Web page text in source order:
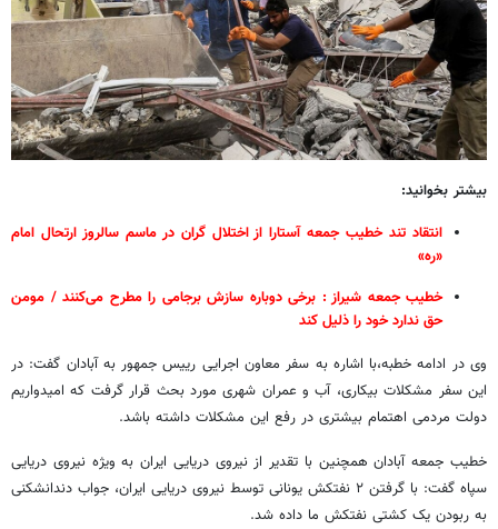
بیشتر بخوانید:
انتقاد تند خطیب جمعه آستارا از اختلال گران در ماسم سالروز ارتحال امام
«ره»
خطیب جمعه شیراز : برخی دوباره سازش برجامی را مطرح می‌کنند / مومن
حق ندارد خود را ذلیل کند
وی در ادامه خطبه‌،با اشاره به سفر معاون اجرایی رییس جمهور به آبادان گفت: در
این سفر مشکلات بیکاری، آب و عمران شهری مورد بحث قرار گرفت که امیدواریم
دولت مردمی اهتمام بیشتری در رفع این مشکلات داشته باشد.
خطیب جمعه آبادان همچنین با تقدیر از نیروی دریایی ایران به ویژه نیروی دریایی
سپاه گفت: با گرفتن ۲ نفتکش یونانی توسط نیروی دریایی ایران، جواب دندانشکنی
به ربودن یک کشتی نفتکش ما داده شد.